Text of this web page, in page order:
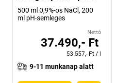
500 ml 0,9%-os NaCl, 200
ml pH-semleges
Nettó
37.490,- Ft
53.557,- Ft /
9-11 munkanap alatt